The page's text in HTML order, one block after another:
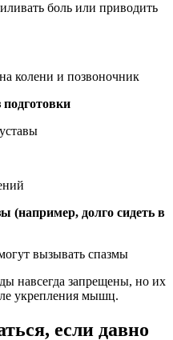
боль или приводить
колени и позвоночник
(например, долго сидеть в
вызывать спазмы
навсегда запрещены, но их
укрепления мышц.
если давно